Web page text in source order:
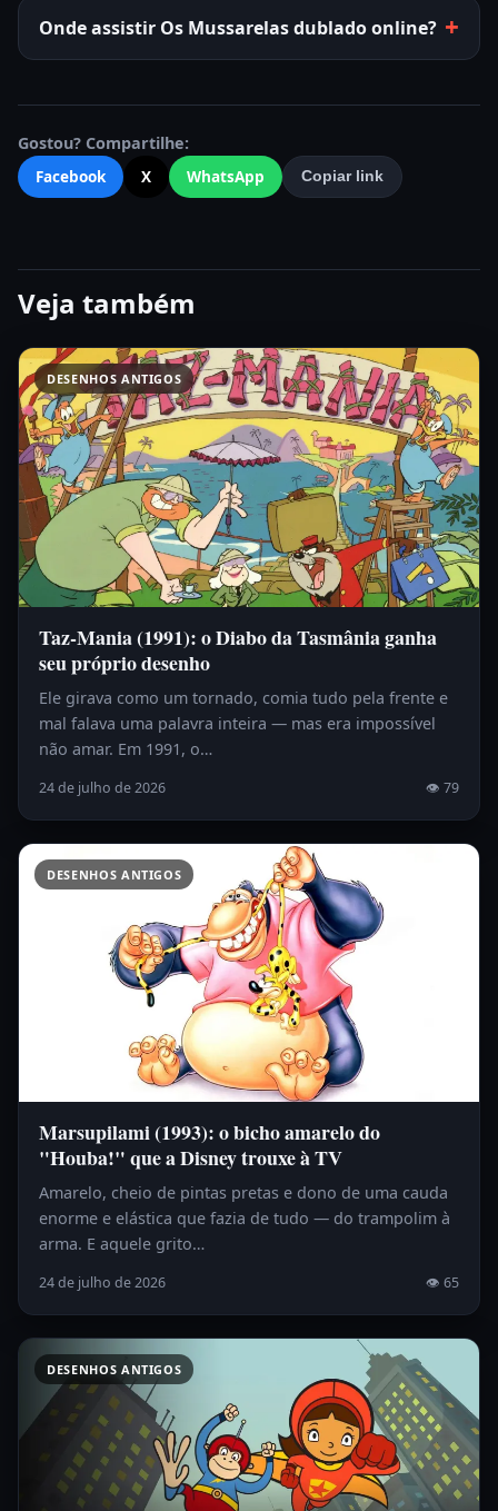
Onde assistir Os Mussarelas dublado online?
Gostou? Compartilhe:
Facebook
X WhatsApp Copiar link
Veja também
DESENHOS ANTIGOS
Taz-Mania (1991): o Diabo da Tasmânia ganha
seu próprio desenho
Ele girava como um tornado, comia tudo pela frente e
mal falava uma palavra inteira — mas era impossível
não amar. Em 1991, o…
24 de julho de 2026 👁 79
DESENHOS ANTIGOS
Marsupilami (1993): o bicho amarelo do
"Houba!" que a Disney trouxe à TV
Amarelo, cheio de pintas pretas e dono de uma cauda
enorme e elástica que fazia de tudo — do trampolim à
arma. E aquele grito…
24 de julho de 2026 👁 65
DESENHOS ANTIGOS